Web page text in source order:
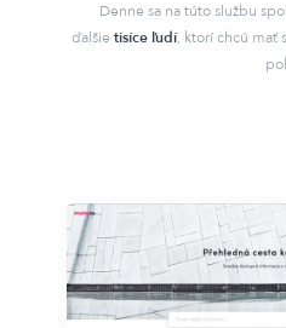
Denne sa na túto službu
ďalšie tisíce ľudí, ktorí chcú mať